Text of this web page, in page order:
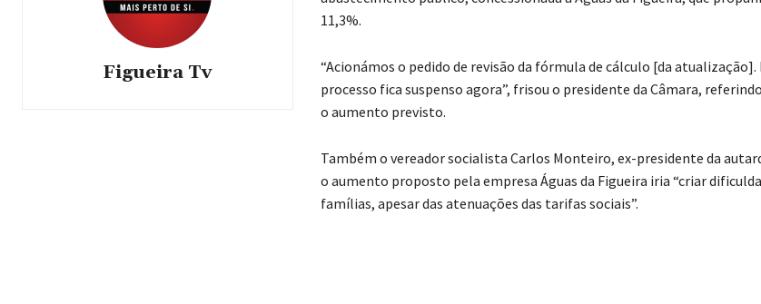
Figueira Tv
11,3%.
“Acionámos o pedido de revisão da fórmula de cálculo [da
processo fica suspenso agora”, frisou o presidente da Câmara,
o aumento previsto.
Também o vereador socialista Carlos Monteiro, ex-presidente da
o aumento proposto pela empresa Águas da Figueira iria “criar
famílias, apesar das atenuações das tarifas sociais”.